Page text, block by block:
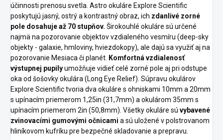
účinnosti prenosu svetla. Astro okuláre Explore Scientific
poskytujú jasný, ostrý a kontrastný obraz, ich zdanlivé zorné
pole dosahuje až 70 stupňov. Širokouhlé okuláre sú určené
najmä na pozorovanie objektov vzdialeného vesmíru (deep-sky
objekty - galaxie, hmloviny, hviezdokopy), ale dajú sa využiť aj na
pozorovanie Mesiaca či planét. Komfortná vzdialenosť
výstupnej pupilyumožňuje vidieť celé zorné pole aj pri odstupe
oka od šošovky okulára (Long Eye Relief). Súpravu okulárov
Explore Scientific tvoria dva okuláre s ohniskami 10mm a 20mm
s upínacím priemerom 1,25in (31,7mm) a okulárom 35mm s
upínacím priemerom 2in (50,8mm). Všetky okuláre sú vybavené
zvinovacími gumovými očnicami a sú uložené v polstrovanom
hliníkovom kufríku pre bezpečné skladovanie a prepravu.